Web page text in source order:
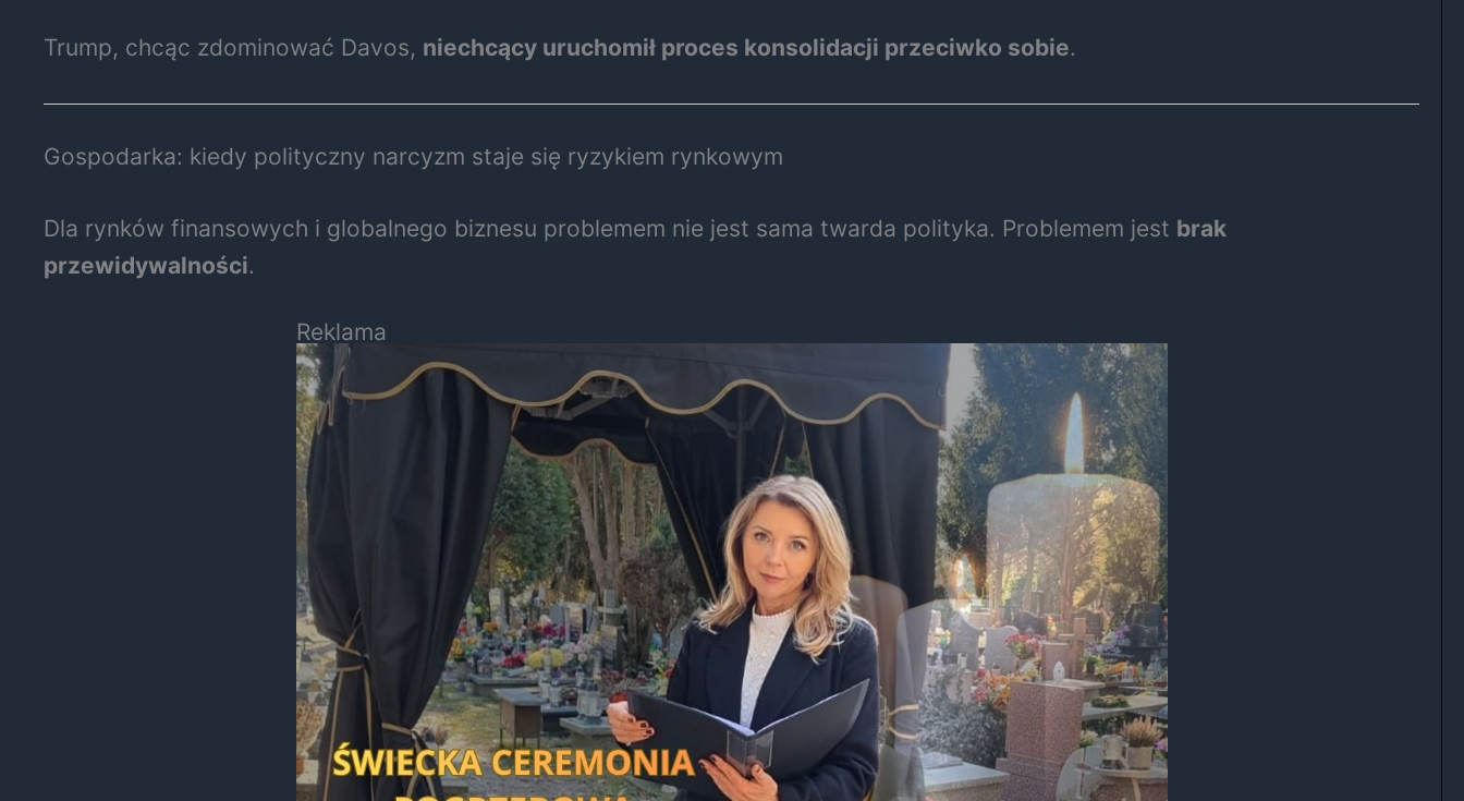
Trump, chcąc zdominować Davos, niechcący uruchomił proces konsolidacji przeciwko sobie.
Gospodarka: kiedy polityczny narcyzm staje się ryzykiem rynkowym
Dla rynków finansowych i globalnego biznesu problemem nie jest sama twarda polityka. Problemem jest brak
przewidywalności.
Reklama